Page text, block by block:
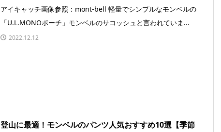
アイキャッチ画像参照：mont-bell 軽量でシンプルなモンベルの
「U.L.MONOポーチ」モンベルのサコッシュと言われていま...
2022.12.12
登山に最適！モンベルのパンツ人気おすすめ10選【季節